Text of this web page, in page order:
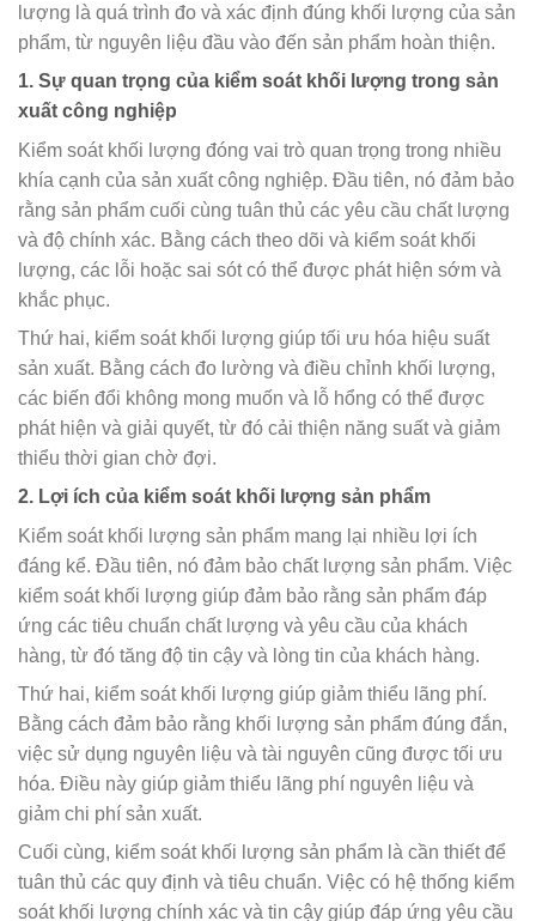
lượng là quá trình đo và xác định đúng khối lượng của sản
phẩm, từ nguyên liệu đầu vào đến sản phẩm hoàn thiện.
1. Sự quan trọng của kiểm soát khối lượng trong sản
xuất công nghiệp
Kiểm soát khối lượng đóng vai trò quan trọng trong nhiều
khía cạnh của sản xuất công nghiệp. Đầu tiên, nó đảm bảo
rằng sản phẩm cuối cùng tuân thủ các yêu cầu chất lượng
và độ chính xác. Bằng cách theo dõi và kiểm soát khối
lượng, các lỗi hoặc sai sót có thể được phát hiện sớm và
khắc phục.
Thứ hai, kiểm soát khối lượng giúp tối ưu hóa hiệu suất
sản xuất. Bằng cách đo lường và điều chỉnh khối lượng,
các biến đổi không mong muốn và lỗ hổng có thể được
phát hiện và giải quyết, từ đó cải thiện năng suất và giảm
thiểu thời gian chờ đợi.
2. Lợi ích của kiểm soát khối lượng sản phẩm
Kiểm soát khối lượng sản phẩm mang lại nhiều lợi ích
đáng kể. Đầu tiên, nó đảm bảo chất lượng sản phẩm. Việc
kiểm soát khối lượng giúp đảm bảo rằng sản phẩm đáp
ứng các tiêu chuẩn chất lượng và yêu cầu của khách
hàng, từ đó tăng độ tin cậy và lòng tin của khách hàng.
Thứ hai, kiểm soát khối lượng giúp giảm thiểu lãng phí.
Bằng cách đảm bảo rằng khối lượng sản phẩm đúng đắn,
việc sử dụng nguyên liệu và tài nguyên cũng được tối ưu
hóa. Điều này giúp giảm thiểu lãng phí nguyên liệu và
giảm chi phí sản xuất.
Cuối cùng, kiểm soát khối lượng sản phẩm là cần thiết để
tuân thủ các quy định và tiêu chuẩn. Việc có hệ thống kiểm
soát khối lượng chính xác và tin cậy giúp đáp ứng yêu cầu